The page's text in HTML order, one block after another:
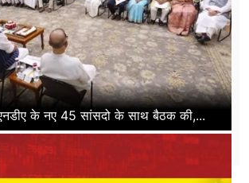
एनडीए के नए 45 सांसदो के साथ बैठक की,...